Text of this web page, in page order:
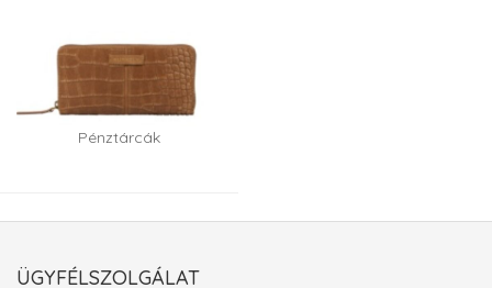
Pénztárcák
ÜGYFÉLSZOLGÁLAT